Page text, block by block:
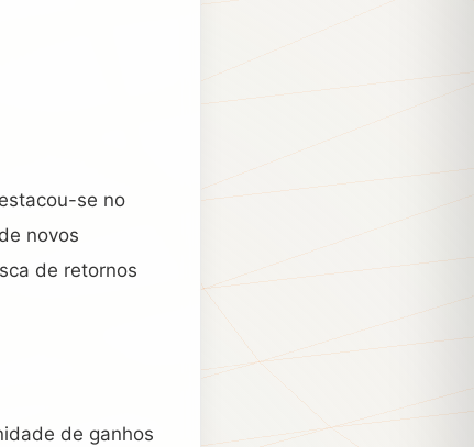
se no
novos
de retornos
de ganhos